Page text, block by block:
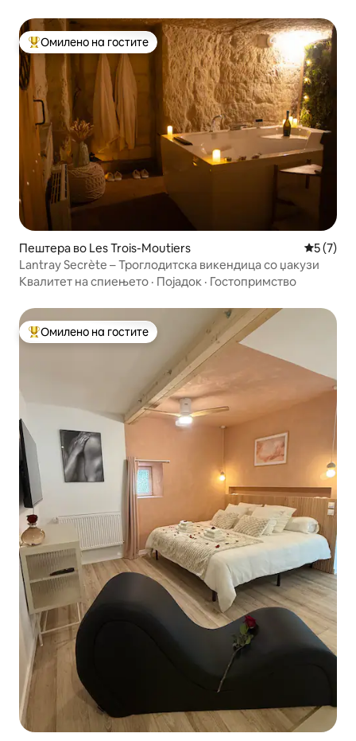
Меѓу најуспешните „Омилени на гостите“
Омилено на гостите
Пештера во Les Trois-Moutiers
5 (7)
Lantray Secrète – Троглодитска викендица со џакузи
Квалитет на спиењето · Појадок · Гостопримство
Меѓу најуспешните „Омилени на гостите“
Омилено на гостите